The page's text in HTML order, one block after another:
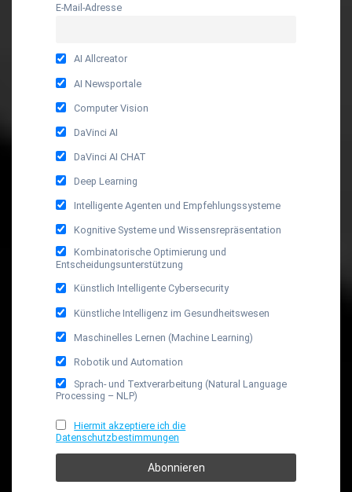
E-Mail-Adresse
AI Allcreator
AI Newsportale
Computer Vision
DaVinci AI
DaVinci AI CHAT
Deep Learning
Intelligente Agenten und Empfehlungssysteme
Kognitive Systeme und Wissensrepräsentation
Kombinatorische Optimierung und
Entscheidungsunterstützung
Künstlich Intelligente Cybersecurity
Künstliche Intelligenz im Gesundheitswesen
Maschinelles Lernen (Machine Learning)
Robotik und Automation
Sprach- und Textverarbeitung (Natural Language
Processing – NLP)
Hiermit akzeptiere ich die
Datenschutzbestimmungen